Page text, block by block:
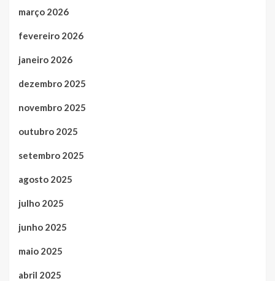
março 2026
fevereiro 2026
janeiro 2026
dezembro 2025
novembro 2025
outubro 2025
setembro 2025
agosto 2025
julho 2025
junho 2025
maio 2025
abril 2025